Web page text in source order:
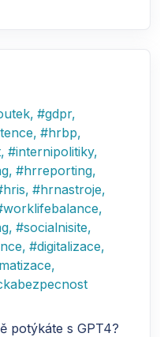
, #gdpr,
, #hrbp,
, #internipolitiky,
, #hrreporting,
hris, #hrnastroje,
worklifebalance,
, #socialnisite,
, #digitalizace,
,
potýkáte s GPT4?